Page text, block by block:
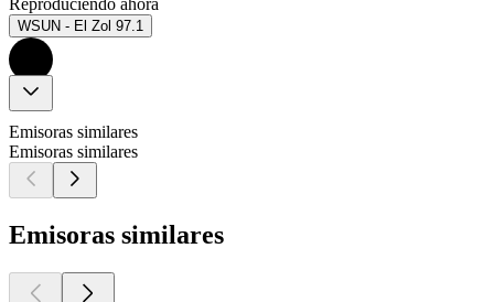
Reproduciendo ahora
WSUN - El Zol 97.1
Emisoras similares
Emisoras similares
Emisoras similares